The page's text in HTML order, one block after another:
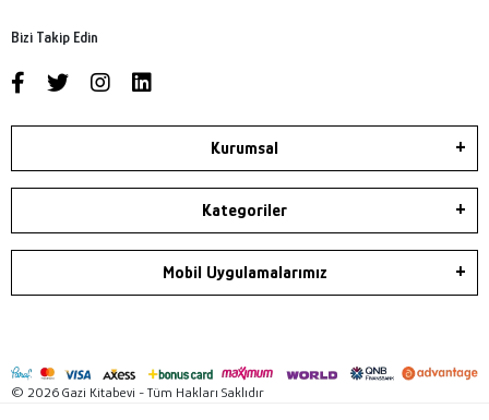
Bizi Takip Edin
Kurumsal
Kategoriler
Mobil Uygulamalarımız
© 2026 Gazi Kitabevi - Tüm Hakları Saklıdır